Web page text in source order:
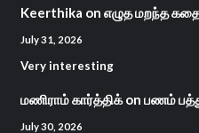
Keerthika on எழுத மறந்த
July 31, 2026
Very interesting
மணிராம் கார்த்திக்on பணம்
July 30, 2026